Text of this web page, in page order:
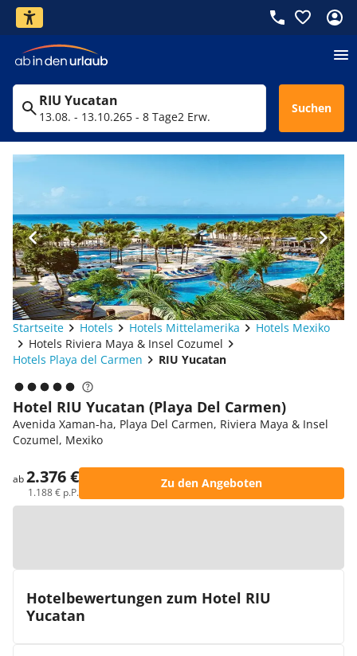
RIU Yucatan
13.08. - 13.10.265 - 8 Tage2 Erw.
Suchen
Startseite Hotels Hotels Mittelamerika
Hotels Mexiko
Hotels Riviera Maya & Insel Cozumel
Hotels Playa del Carmen
RIU Yucatan
Hotel RIU Yucatan (Playa Del Carmen)
Avenida Xaman-ha, Playa Del Carmen, Riviera Maya & Insel
Cozumel, Mexiko
ab2.376 €
1.188 € p.P.
Zu den Angeboten
Hotelbewertungen zum Hotel RIU
Yucatan